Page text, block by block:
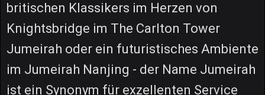
britischen Klassikers im Herzen von
Knightsbridge im The Carlton Tower
Jumeirah oder ein futuristisches Ambiente
im Jumeirah Nanjing - der Name Jumeirah
ist ein Synonym für exzellenten Service